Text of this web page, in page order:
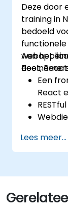
Deze door
training in
bedoeld
Boot,
Aan het
Een
React
Lees meer...